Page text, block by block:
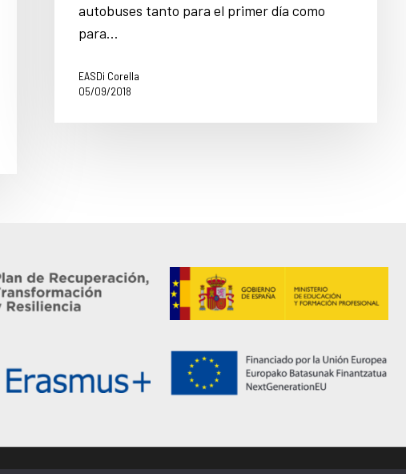
autobuses tanto para el primer día como
para…
EASDi Corella
05/09/2018